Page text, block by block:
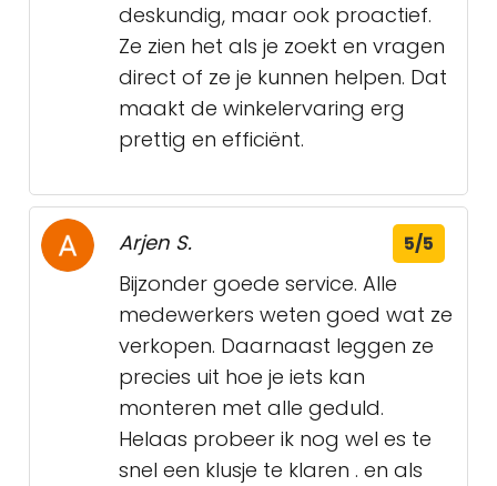
deskundig, maar ook proactief.
Ze zien het als je zoekt en vragen
direct of ze je kunnen helpen. Dat
maakt de winkelervaring erg
prettig en efficiënt.
Arjen S. 5/5
Bijzonder goede service. Alle
medewerkers weten goed wat ze
verkopen. Daarnaast leggen ze
precies uit hoe je iets kan
monteren met alle geduld.
Helaas probeer ik nog wel es te
snel een klusje te klaren . en als